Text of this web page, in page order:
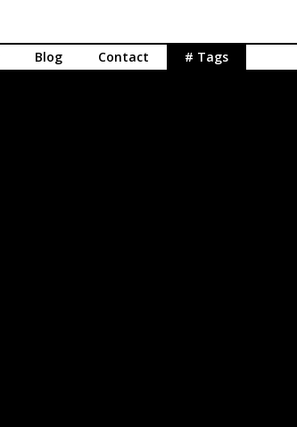
Blog Contact # Tags